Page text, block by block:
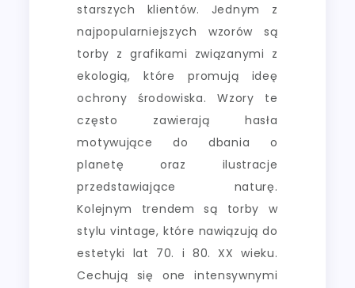
starszych klientów. Jednym z
najpopularniejszych wzorów są
torby z grafikami związanymi z
ekologią, które promują ideę
ochrony środowiska. Wzory te
często zawierają hasła
motywujące do dbania o
planetę oraz ilustracje
przedstawiające naturę.
Kolejnym trendem są torby w
stylu vintage, które nawiązują do
estetyki lat 70. i 80. XX wieku.
Cechują się one intensywnymi